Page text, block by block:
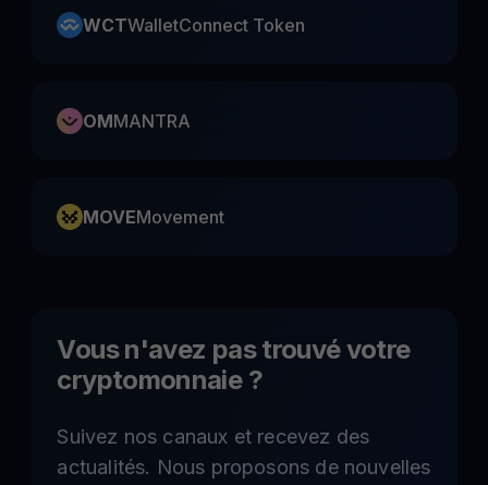
WCTWalletConnect Token
OMMANTRA
MOVEMovement
Vous n'avez pas trouvé votre
cryptomonnaie ?
Suivez nos canaux et recevez des
actualités. Nous proposons de nouvelles